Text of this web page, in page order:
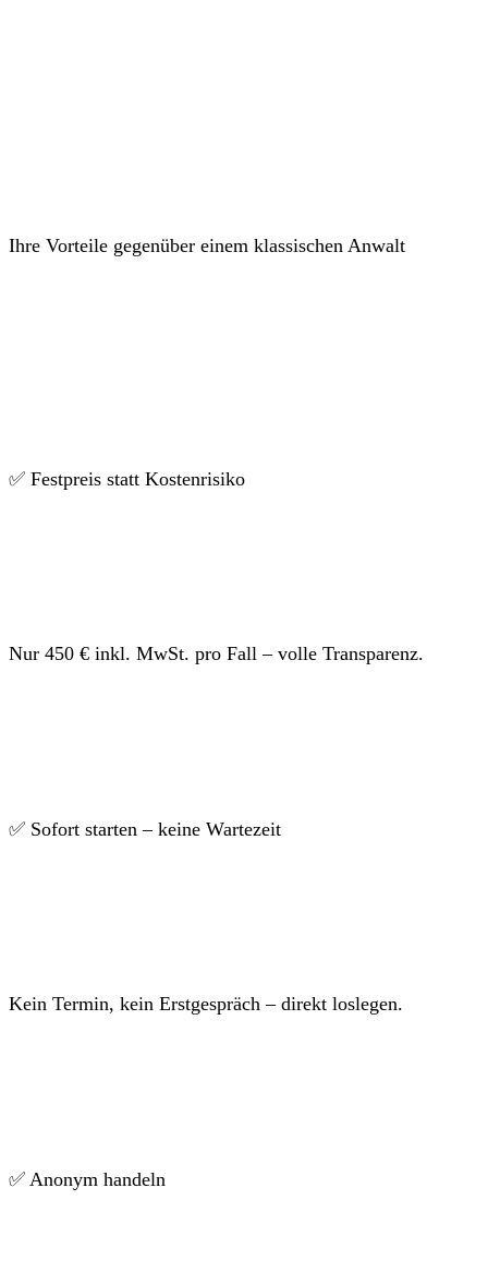
Ihre Vorteile gegenüber einem klassischen Anwalt
✅ Festpreis statt Kostenrisiko
Nur 450 € inkl. MwSt. pro Fall – volle Transparenz.
✅ Sofort starten – keine Wartezeit
Kein Termin, kein Erstgespräch – direkt loslegen.
✅ Anonym handeln